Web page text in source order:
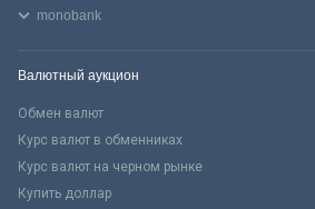
monobank
Валютный аукцион
Обмен валют
Курс валют в обменниках
Курс валют на черном рынке
Купить доллар